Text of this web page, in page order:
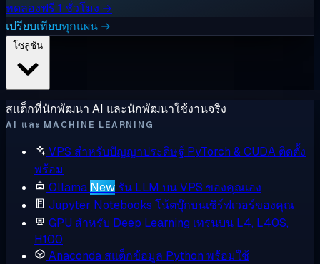
ทดลองฟรี 1 ชั่วโมง →
เปรียบเทียบทุกแผน →
สแต็กที่นักพัฒนา AI และนักพัฒนาใช้งานจริง
AI และ MACHINE LEARNING
VPS สำหรับปัญญาประดิษฐ์ PyTorch & CUDA ติดตั้ง
พร้อม
Ollama New รัน LLM บน VPS ของคุณเอง
Jupyter Notebooks โน้ตบุ๊กบนเซิร์ฟเวอร์ของคุณ
GPU สำหรับ Deep Learning เทรนบน L4, L40S,
H100
Anaconda สแต็กข้อมูล Python พร้อมใช้